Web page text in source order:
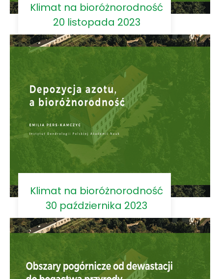
Klimat na bioróżnorodność
20 listopada 2023
Klimat na bioróżnorodność
30 października 2023